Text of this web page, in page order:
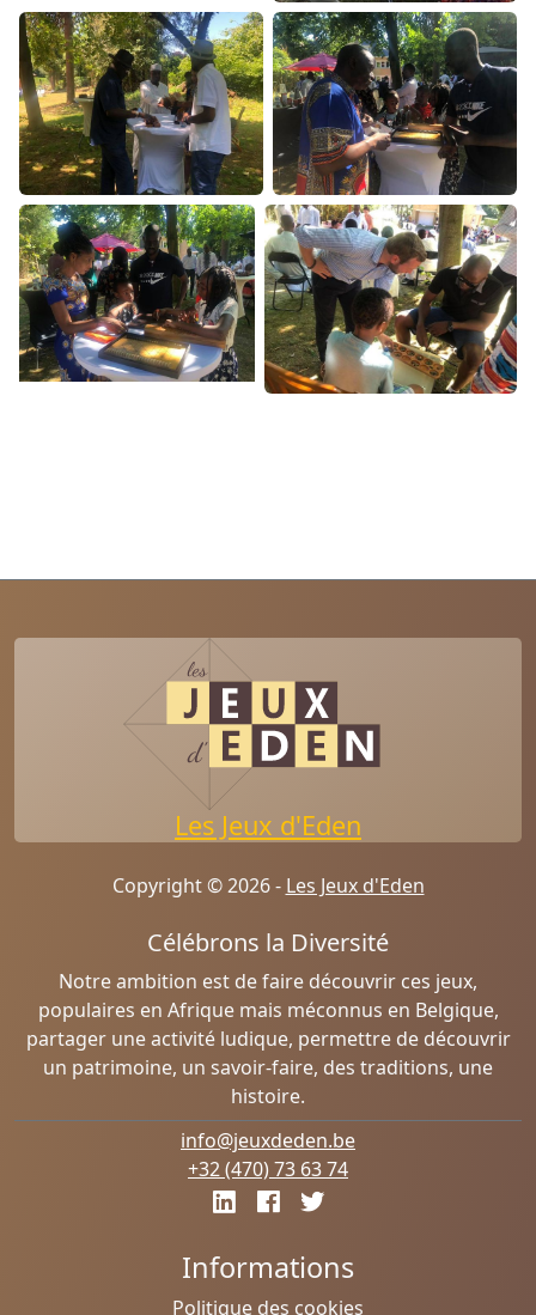
Les Jeux d'Eden
Copyright © 2026 - Les Jeux d'Eden
Célébrons la Diversité
Notre ambition est de faire découvrir ces jeux,
populaires en Afrique mais méconnus en Belgique,
partager une activité ludique, permettre de découvrir
un patrimoine, un savoir-faire, des traditions, une
histoire.
info@jeuxdeden.be
+32 (470) 73 63 74
Informations
Politique des cookies